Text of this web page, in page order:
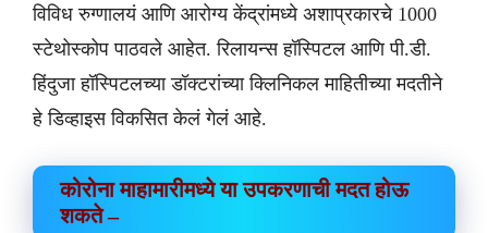
विविध रुग्णालयं आणि आरोग्य केंद्रांमध्ये अशाप्रकारचे 1000
स्टेथोस्कोप पाठवले आहेत. रिलायन्स हॉस्पिटल आणि पी.डी.
हिंदुजा हॉस्पिटलच्या डॉक्टरांच्या क्लिनिकल माहितीच्या मदतीने
हे डिव्हाइस विकसित केलं गेलं आहे.
कोरोना माहामारीमध्ये या उपकरणाची मदत होऊ
शकते –